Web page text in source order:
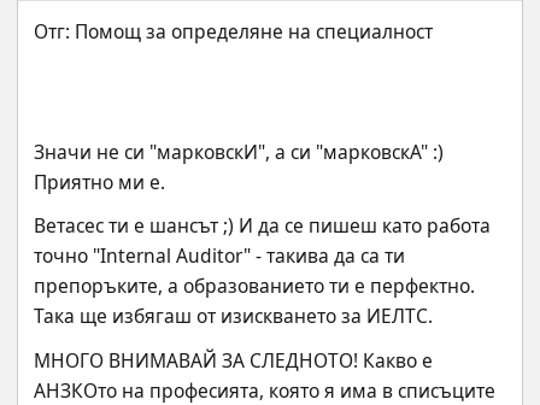
Значи не си "марковскИ", а си "марковскА" :)
Приятно ми е.
Ветасес ти е шансът ;) И да се пишеш като работа
точно "Internal Auditor" - такива да са ти
препоръките, а образованието ти е перфектно.
Така ще избягаш от изискването за ИЕЛТС.
МНОГО ВНИМАВАЙ ЗА СЛЕДНОТО! Какво е
АНЗКОто на професията, която я има в списъците